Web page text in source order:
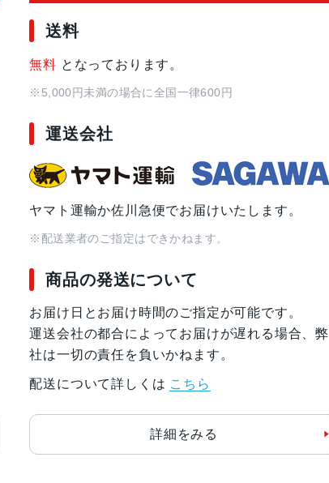
送料
無料 となっております。
※5,000円未満の場合に全国一律600円
運送会社
ヤマト運輸か佐川急便でお届けいたします。
※配送業者のご指定はできかねます。
商品の発送について
お届け日とお届け時間のご指定が可能です。
運送会社の都合によってお届けが遅れる場合、弊
社は一切の責任を負いかねます。
配送について詳しくは こちら
詳細をみる